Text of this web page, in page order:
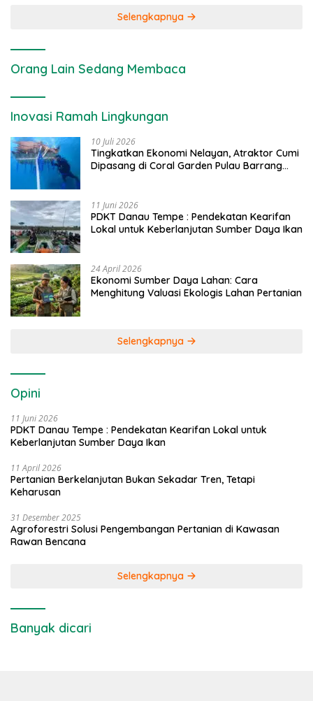
Selengkapnya
Orang Lain Sedang Membaca
Inovasi Ramah Lingkungan
10 Juli 2026
Tingkatkan Ekonomi Nelayan, Atraktor Cumi
Dipasang di Coral Garden Pulau Barrang
11 Juni 2026
PDKT Danau Tempe : Pendekatan Kearifan
Lokal untuk Keberlanjutan Sumber Daya Ikan
24 April 2026
Ekonomi Sumber Daya Lahan: Cara
Menghitung Valuasi Ekologis Lahan Pertanian
Selengkapnya
Opini
11 Juni 2026
PDKT Danau Tempe : Pendekatan Kearifan Lokal untuk
Keberlanjutan Sumber Daya Ikan
11 April 2026
Pertanian Berkelanjutan Bukan Sekadar Tren, Tetapi
Keharusan
31 Desember 2025
Agroforestri Solusi Pengembangan Pertanian di Kawasan
Rawan Bencana
Selengkapnya
Banyak dicari